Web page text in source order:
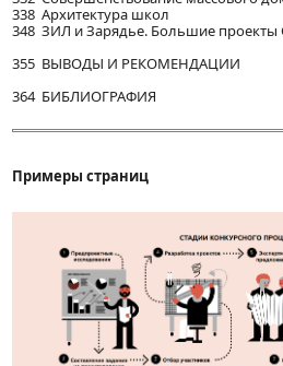
338 Архитектура школ
348 ЗИЛ и Зарядье. Большие проекты
355 ВЫВОДЫ И РЕКОМЕНДАЦИИ
364 БИБЛИОГРАФИЯ
Примеры страниц